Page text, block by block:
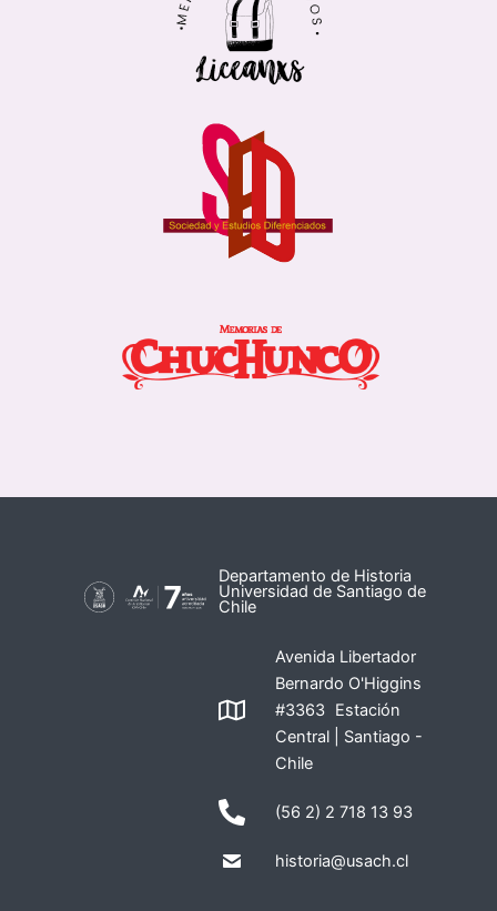
Departamento de Historia
Universidad de Santiago de
Chile
Avenida Libertador
Bernardo O'Higgins
#3363 Estación
Central | Santiago -
Chile
(56 2) 2 718 13 93
historia@usach.cl